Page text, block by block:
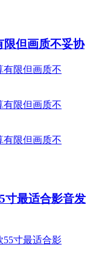
限但画质不妥协
寸最适合影音发